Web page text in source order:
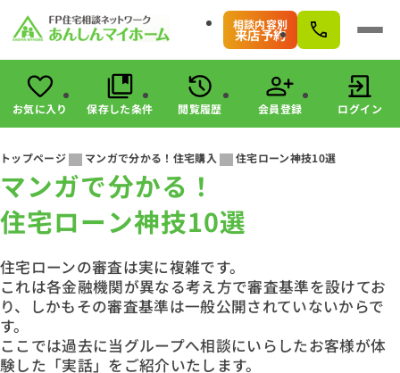
相談内容別
来店予約
会員登録 ログイン
物件検索
駅・路線から探す
エリアから探す
こだわりから探す
未公開物件の探し方
すまいのお金に関する8つのサービス
マンガで分かる！住宅購入
会社情報
お気に入り 保存した条件 閲覧履歴 会員登録 ログイン
トップページ マンガで分かる！住宅購入 住宅ローン神技10選
マンガで分かる！
住宅ローン神技10選
住宅ローンの審査は実に複雑です。
これは各金融機関が異なる考え方で審査基準を設けてお
り、しかもその審査基準は一般公開されていないからで
す。
ここでは過去に当グループへ相談にいらしたお客様が体
験した「実話」をご紹介いたします。